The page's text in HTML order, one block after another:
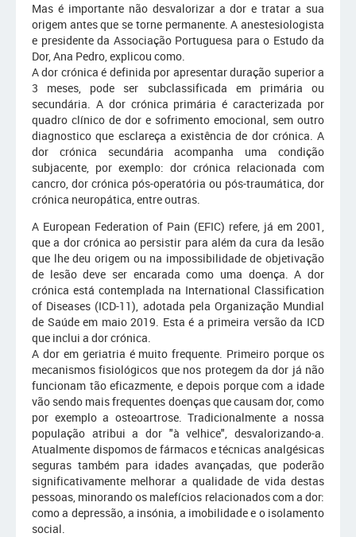
Mas é importante não desvalorizar a dor e tratar a sua
origem antes que se torne permanente. A anestesiologista
e presidente da Associação Portuguesa para o Estudo da
Dor, Ana Pedro, explicou como.
A dor crónica é definida por apresentar duração superior a
3 meses, pode ser subclassificada em primária ou
secundária. A dor crónica primária é caracterizada por
quadro clínico de dor e sofrimento emocional, sem outro
diagnostico que esclareça a existência de dor crónica. A
dor crónica secundária acompanha uma condição
subjacente, por exemplo: dor crónica relacionada com
cancro, dor crónica pós-operatória ou pós-traumática, dor
crónica neuropática, entre outras.
A European Federation of Pain (EFIC) refere, já em 2001,
que a dor crónica ao persistir para além da cura da lesão
que lhe deu origem ou na impossibilidade de objetivação
de lesão deve ser encarada como uma doença. A dor
crónica está contemplada na International Classification
of Diseases (ICD-11), adotada pela Organização Mundial
de Saúde em maio 2019. Esta é a primeira versão da ICD
que inclui a dor crónica.
A dor em geriatria é muito frequente. Primeiro porque os
mecanismos fisiológicos que nos protegem da dor já não
funcionam tão eficazmente, e depois porque com a idade
vão sendo mais frequentes doenças que causam dor, como
por exemplo a osteoartrose. Tradicionalmente a nossa
população atribui a dor "à velhice", desvalorizando-a.
Atualmente dispomos de fármacos e técnicas analgésicas
seguras também para idades avançadas, que poderão
significativamente melhorar a qualidade de vida destas
pessoas, minorando os malefícios relacionados com a dor:
como a depressão, a insónia, a imobilidade e o isolamento
social.